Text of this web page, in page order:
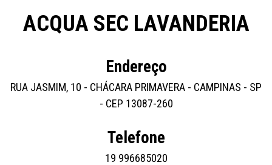
ACQUA SEC LAVANDERIA
Endereço
RUA JASMIM, 10 - CHÁCARA PRIMAVERA - CAMPINAS - SP
- CEP 13087-260
Telefone
19 996685020